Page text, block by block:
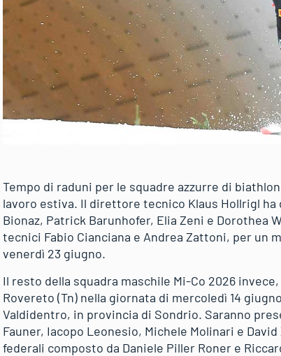
Tempo di raduni per le squadre azzurre di
lavoro estiva. Il direttore tecnico Klaus Hollrigl
Bionaz, Patrick Barunhofer, Elia Zeni e Dorothea
tecnici Fabio Cianciana e Andrea Zattoni, per un
venerdì 23 giugno.
Il resto della squadra maschile Mi-Co 2026
Rovereto (Tn) nella giornata di mercoledì 14
Valdidentro, in provincia di Sondrio. Saranno
Fauner, Iacopo Leonesio, Michele Molinari e
federali composto da Daniele Piller Roner e